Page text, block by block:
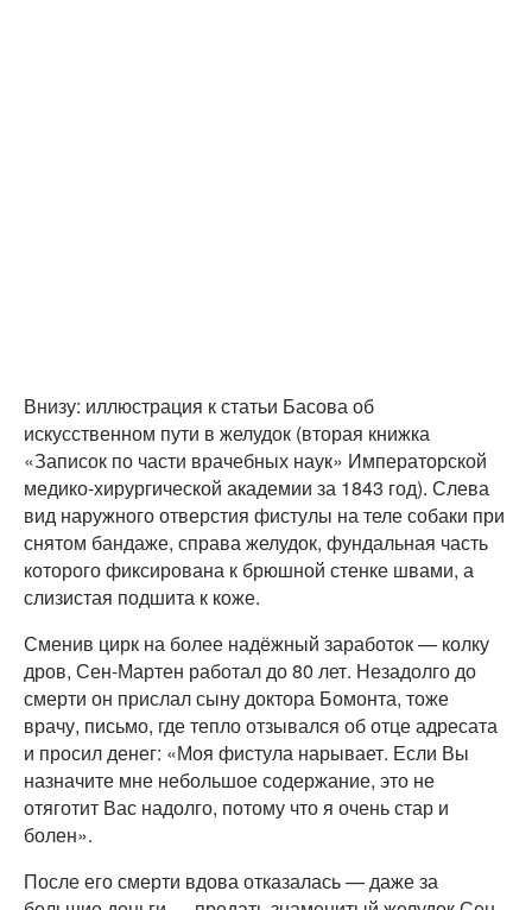
Внизу: иллюстрация к статьи Басова об
искусственном пути в желудок (вторая книжка
«Записок по части врачебных наук» Императорской
медико-хирургической академии за 1843 год). Слева
вид наружного отверстия фистулы на теле собаки при
снятом бандаже, справа желудок, фундальная часть
которого фиксирована к брюшной стенке швами, а
слизистая подшита к коже.
Сменив цирк на более надёжный заработок — колку
дров, Сен-Мартен работал до 80 лет. Незадолго до
смерти он прислал сыну доктора Бомонта, тоже
врачу, письмо, где тепло отзывался об отце адресата
и просил денег: «Моя фистула нарывает. Если Вы
назначите мне небольшое содержание, это не
отяготит Вас надолго, потому что я очень стар и
болен».
После его смерти вдова отказалась — даже за